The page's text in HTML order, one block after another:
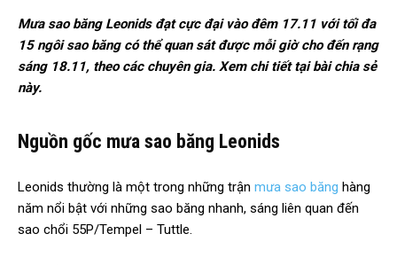
Mưa sao băng Leonids đạt cực đại vào đêm 17.11 với tối đa
15 ngôi sao băng có thể quan sát được mỗi giờ cho đến rạng
sáng 18.11, theo các chuyên gia. Xem chi tiết tại bài chia sẻ
này.
Nguồn gốc mưa sao băng Leonids
Leonids thường là một trong những trận mưa sao băng hàng
năm nổi bật với những sao băng nhanh, sáng liên quan đến
sao chổi 55P/Tempel – Tuttle.